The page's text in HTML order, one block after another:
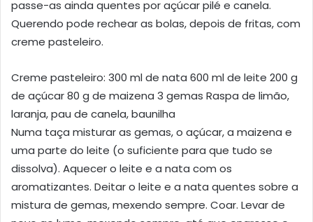
passe-as ainda quentes por açúcar pilé e canela.
Querendo pode rechear as bolas, depois de fritas, com
creme pasteleiro.
Creme pasteleiro: 300 ml de nata 600 ml de leite 200 g
de açúcar 80 g de maizena 3 gemas Raspa de limão,
laranja, pau de canela, baunilha
Numa taça misturar as gemas, o açúcar, a maizena e
uma parte do leite (o suficiente para que tudo se
dissolva). Aquecer o leite e a nata com os
aromatizantes. Deitar o leite e a nata quentes sobre a
mistura de gemas, mexendo sempre. Coar. Levar de